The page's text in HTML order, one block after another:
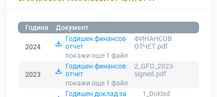
Година Документ
2024
Годишен финансов
отчет
ФИНАНСОВ
ОТЧЕТ.pdf
покажи още 1 файл
2023
Годишен финансов
отчет
2_GFO_2023-
signed.pdf
покажи още 1 файл
Годишен доклад за
1_Doklad